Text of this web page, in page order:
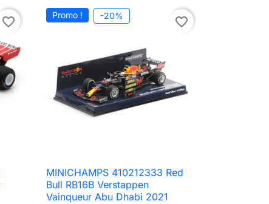
favorite_border Promo ! -20% favorite_border
 Aperçu rapide
MINICHAMPS 410212333 Red
Bull RB16B Verstappen
Vainqueur Abu Dhabi 2021